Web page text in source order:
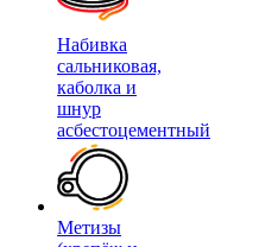
Набивка
сальниковая,
каболка и
шнур
асбестоцементный
Метизы